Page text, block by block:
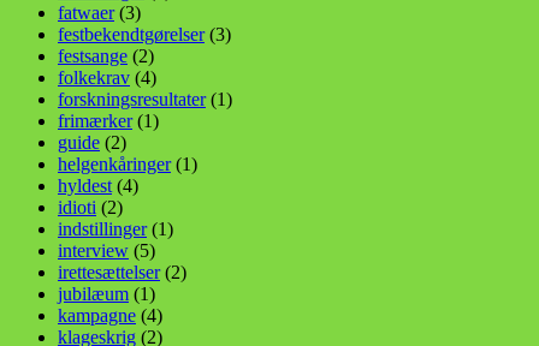
fatwaer(3)
festbekendtgørelser(3)
festsange (2)
folkekrav (4)
forskningsresultater(1)
frimærker(1)
guide (2)
helgenkåringer(1)
hyldest (4)
idioti (2)
indstillinger(1)
interview (5)
irettesættelser(2)
jubilæum (1)
kampagne (4)
klageskrig (2)